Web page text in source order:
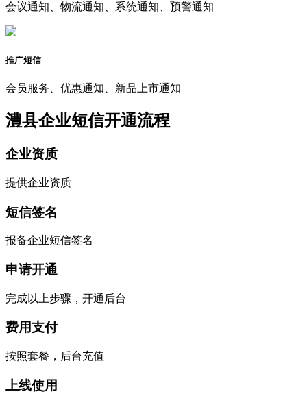
会议通知、物流通知、系统通知、预警通知
推广短信
会员服务、优惠通知、新品上市通知
澧县企业短信开通流程
企业资质
提供企业资质
短信签名
报备企业短信签名
申请开通
完成以上步骤，开通后台
费用支付
按照套餐，后台充值
上线使用